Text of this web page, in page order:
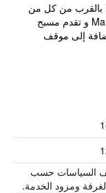
تقع Emerald Beach Resort US Virgin Islands بالقرب من كل من
سانت ثوماس (فيرجين أيلاندس, ا.س) ومن Mandal و تقدم مسبح
إلى موقف
السياسات حسب
ومزود الخدمة.